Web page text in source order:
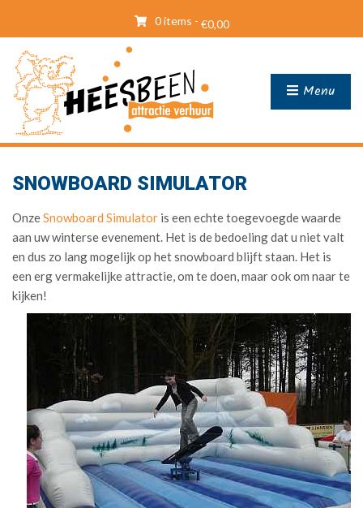
0 items - €0,00
Menu
SNOWBOARD SIMULATOR
OnzeSnowboard Simulator is een echte toegevoegde waarde
aan uw winterse evenement. Het is de bedoeling dat u niet valt
en dus zo lang mogelijk op het snowboard blijft staan. Het is
een erg vermakelijke attractie, om te doen, maar ook om naar te
kijken!